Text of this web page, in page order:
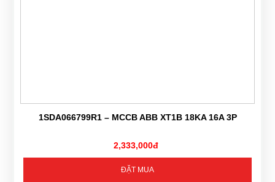
1SDA066799R1 – MCCB ABB XT1B 18KA 16A 3P
2,333,000đ
ĐẶT MUA